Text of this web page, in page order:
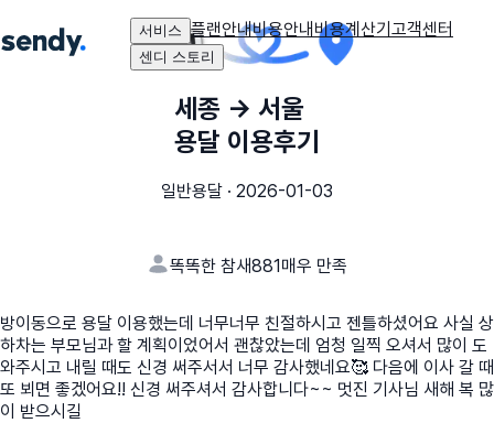
서비스 플랜안내비용안내비용계산기고객센터
센디 스토리
세종 → 서울
용달 이용후기
일반용달 · 2026-01-03
똑똑한 참새881매우 만족
방이동으로 용달 이용했는데 너무너무 친절하시고 젠틀하셨어요 사실 상
하차는 부모님과 할 계획이었어서 괜찮았는데 엄청 일찍 오셔서 많이 도
와주시고 내릴 때도 신경 써주서서 너무 감사했네요🥰 다음에 이사 갈 때
또 뵈면 좋겠어요!! 신경 써주셔서 감사합니다~~ 멋진 기사님 새해 복 많
이 받으시길